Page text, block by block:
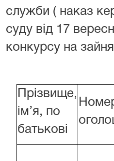
служби ( наказ
суду від 17
конкурсу на
Прізвище,
ім’я, по
батькові